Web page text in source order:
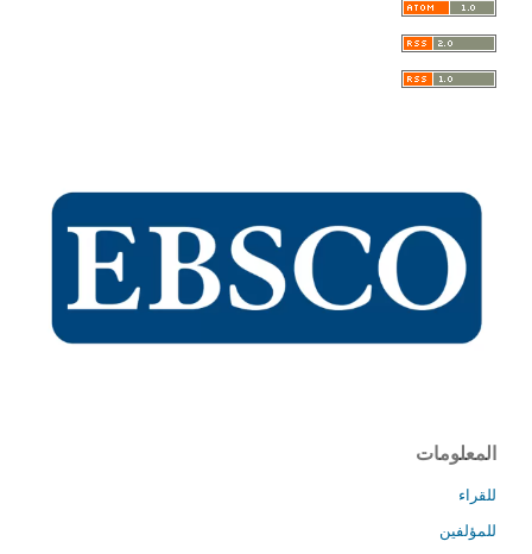
المعلومات
للقراء
للمؤلفين